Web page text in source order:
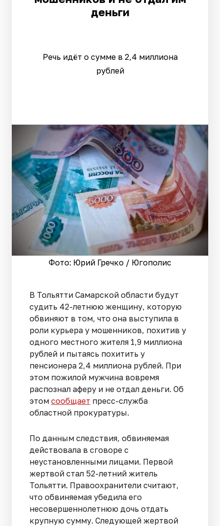
деньги
Речь идёт о сумме в 2,4 миллиона
рублей
Фото: Юрий Гречко / Югополис
В Тольятти Самарской области будут
судить 42-летнюю женщину, которую
обвиняют в том, что она выступила в
роли курьера у мошенников, похитив у
одного местного жителя 1,9 миллиона
рублей и пытаясь похитить у
пенсионера 2,4 миллиона рублей. При
этом пожилой мужчина вовремя
распознал аферу и не отдал деньги. Об
этом сообщает пресс-служба
областной прокуратуры.
По данным следствия, обвиняемая
действовала в сговоре с
неустановленными лицами. Первой
жертвой стал 52-летний житель
Тольятти. Правоохранители считают,
что обвиняемая убедила его
несовершеннолетнюю дочь отдать
крупную сумму. Следующей жертвой